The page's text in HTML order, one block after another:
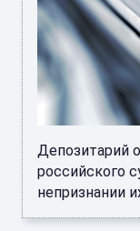
Депозитарий
российского
непризнании